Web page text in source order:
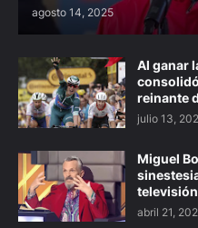
agosto 14, 2025
Al ganar
reinante
julio 13,
Miguel
televisión
abril 21,